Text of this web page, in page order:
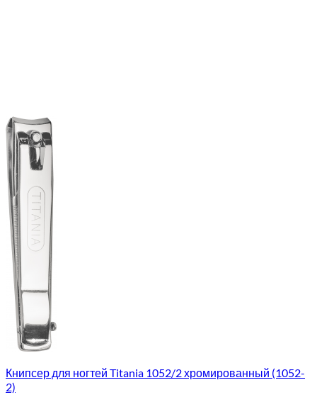
Книпсер для ногтей Titania 1052/2 хромированный (1052-
2)